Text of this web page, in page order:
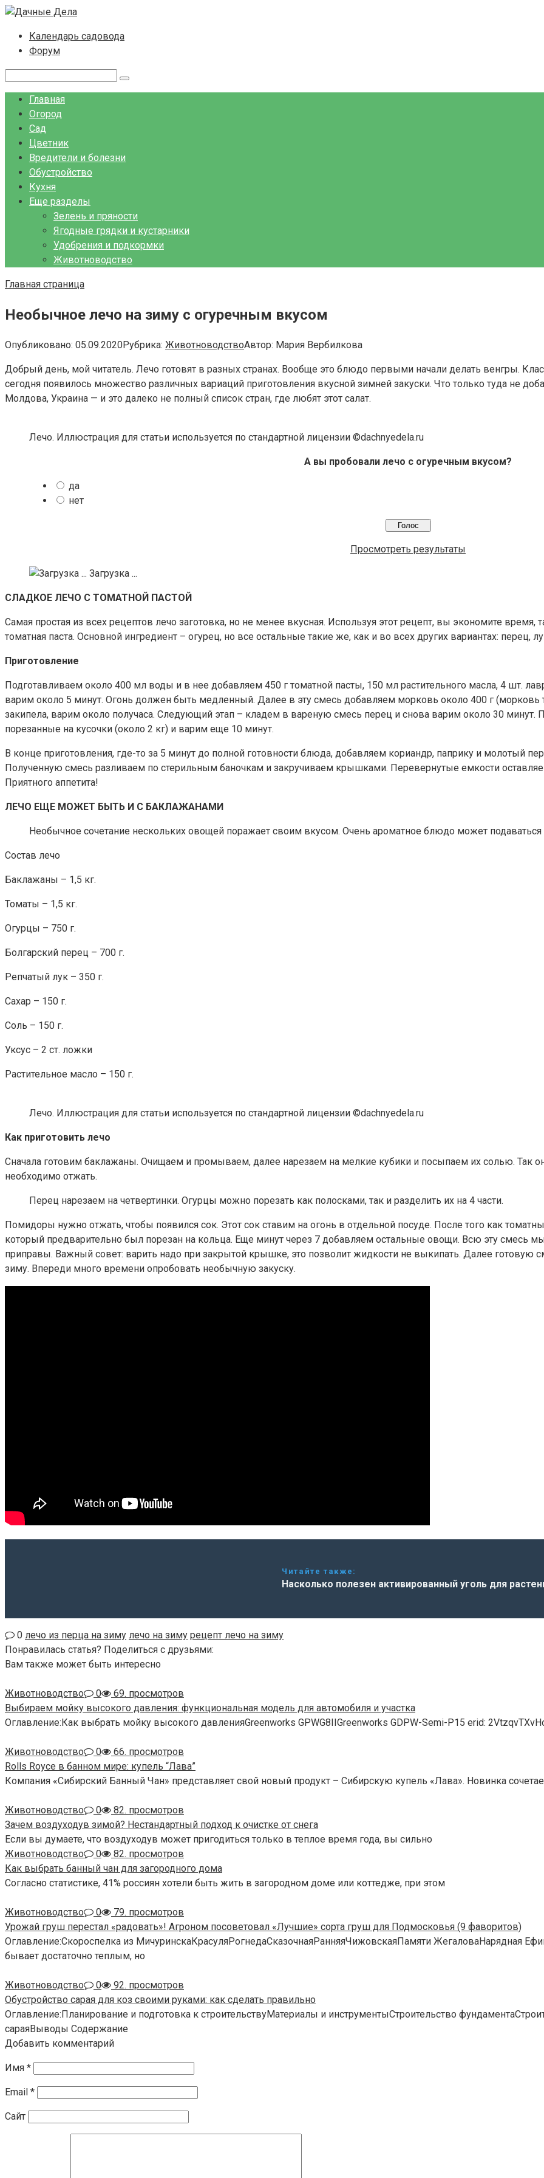
Перейти
контентуКалендарь садовода
Форум
Главная
Огород
Сад
Цветник
Вредители и болезни
Обустройство
Кухня
Еще разделы
Зелень и пряности
Ягодные грядки и кустарники
Удобрения и подкормки
Животноводство
Главная страница
Необычное лечо на зиму с огуречным вкусом
Опубликовано: 05.09.2020Рубрика: ЖивотноводствоАвтор: Мария Вербилкова
Добрый день, мой читатель. Лечо готовят в разных странах. Вообще это блюдо первыми начали делать венгры.
сегодня появилось множество различных вариаций приготовления вкусной зимней закуски. Что только туда не
Молдова, Украина — и это далеко не полный список стран, где любят этот салат.
Лечо. Иллюстрация для статьи используется по стандартной лицензии ©dachnyedela.ru
А вы пробовали лечо с огуречным вкусом?
да
нет
Просмотреть результаты
Загрузка ...
СЛАДКОЕ ЛЕЧО С ТОМАТНОЙ ПАСТОЙ
Самая простая из всех рецептов лечо заготовка, но не менее вкусная. Используя этот рецепт, вы экономите время,
томатная паста. Основной ингредиент – огурец, но все остальные такие же, как и во всех других вариантах: перец,
Приготовление
Подготавливаем около 400 мл воды и в нее добавляем 450 г томатной пасты, 150 мл растительного масла, 4 шт.
варим около 5 минут. Огонь должен быть медленный. Далее в эту смесь добавляем морковь около 400 г (морковь
закипела, варим около получаса. Следующий этап – кладем в вареную смесь перец и снова варим около 30 минут.
порезанные на кусочки (около 2 кг) и варим еще 10 минут.
В конце приготовления, где-то за 5 минут до полной готовности блюда, добавляем кориандр, паприку и молотый
Полученную смесь разливаем по стерильным баночкам и закручиваем крышками. Перевернутые емкости
Приятного аппетита!
ЛЕЧО ЕЩЕ МОЖЕТ БЫТЬ И С БАКЛАЖАНАМИ
Необычное сочетание нескольких овощей поражает своим вкусом. Очень ароматное блюдо может
Состав лечо
Баклажаны – 1,5 кг.
Томаты – 1,5 кг.
Огурцы – 750 г.
Болгарский перец – 700 г.
Репчатый лук – 350 г.
Сахар – 150 г.
Соль – 150 г.
Уксус – 2 ст. ложки
Растительное масло – 150 г.
Лечо. Иллюстрация для статьи используется по стандартной лицензии ©dachnyedela.ru
Как приготовить лечо
Сначала готовим баклажаны. Очищаем и промываем, далее нарезаем на мелкие кубики и посыпаем их солью. Так
необходимо отжать.
Перец нарезаем на четвертинки. Огурцы можно порезать как полосками, так и разделить их на 4 части.
Помидоры нужно отжать, чтобы появился сок. Этот сок ставим на огонь в отдельной посуде. После того как
который предварительно был порезан на кольца. Еще минут через 7 добавляем остальные овощи. Всю эту смесь
приправы. Важный совет: варить надо при закрытой крышке, это позволит жидкости не выкипать. Далее готовую
зиму. Впереди много времени опробовать необычную закуску.
Читайте также:
Насколько полезен активированный уголь для
0 лечо из перца на зиму лечо на зиму рецепт лечо на зиму
Понравилась статья? Поделиться с друзьями:
Вам также может быть интересно
Животноводство 0
69. просмотров
Выбираем мойку высокого давления: функциональная модель для автомобиля и участка
Оглавление:Как выбрать мойку высокого давленияGreenworks GPWG8IIGreenworks GDPW-Semi-P15 erid:
Животноводство 0
66. просмотров
Rolls Royce в банном мире: купель “Лава”
Компания «Сибирский Банный Чан» представляет свой новый продукт – Сибирскую купель «Лава». Новинка
Животноводство 0
82. просмотров
Зачем воздуходув зимой? Нестандартный подход к очистке от снега
Если вы думаете, что воздуходув может пригодиться только в теплое время года, вы сильно
Животноводство
0
82. просмотров
Как выбрать банный чан для загородного дома
Согласно статистике, 41% россиян хотели быть жить в загородном доме или коттедже, при этом
Животноводство 0
79. просмотров
Урожай груш перестал «радовать»! Агроном посоветовал «Лучшие» сорта груш для Подмосковья (9 фаворитов)
Оглавление:Скороспелка из МичуринскаКрасуляРогнедаСказочнаяРанняяЧижовскаяПамяти ЖегаловаНарядная
бывает достаточно теплым, но
Животноводство 0
92. просмотров
Обустройство сарая для коз своими руками: как сделать правильно
Оглавление:Планирование и подготовка к строительствуМатериалы и инструментыСтроительство
сараяВыводы Содержание
Добавить комментарий
Имя *
Email *
Сайт